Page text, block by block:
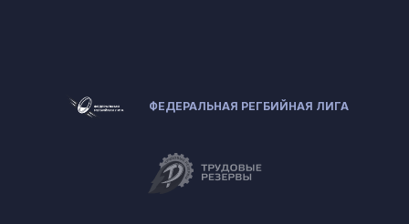
ФЕДЕРАЛЬНАЯ РЕГБИЙНАЯ ЛИГА